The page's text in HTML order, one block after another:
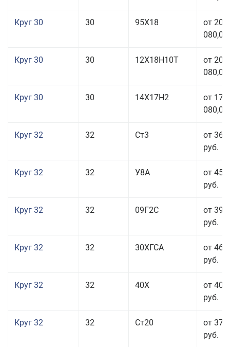
Круг 30 30 95Х18
от 208
080,00
Круг 30 30 12Х18Н10Т
от 208
080,00
Круг 30 30 14Х17Н2
от 177
080,00
Круг 32 32 Ст3
от 36
руб.
Круг 32 32 У8А
от 45
руб.
Круг 32 32 09Г2С
от 39
руб.
Круг 32 32 30ХГСА
от 46
руб.
Круг 32 32 40Х
от 40
руб.
Круг 32 32 Ст20
от 37
руб.